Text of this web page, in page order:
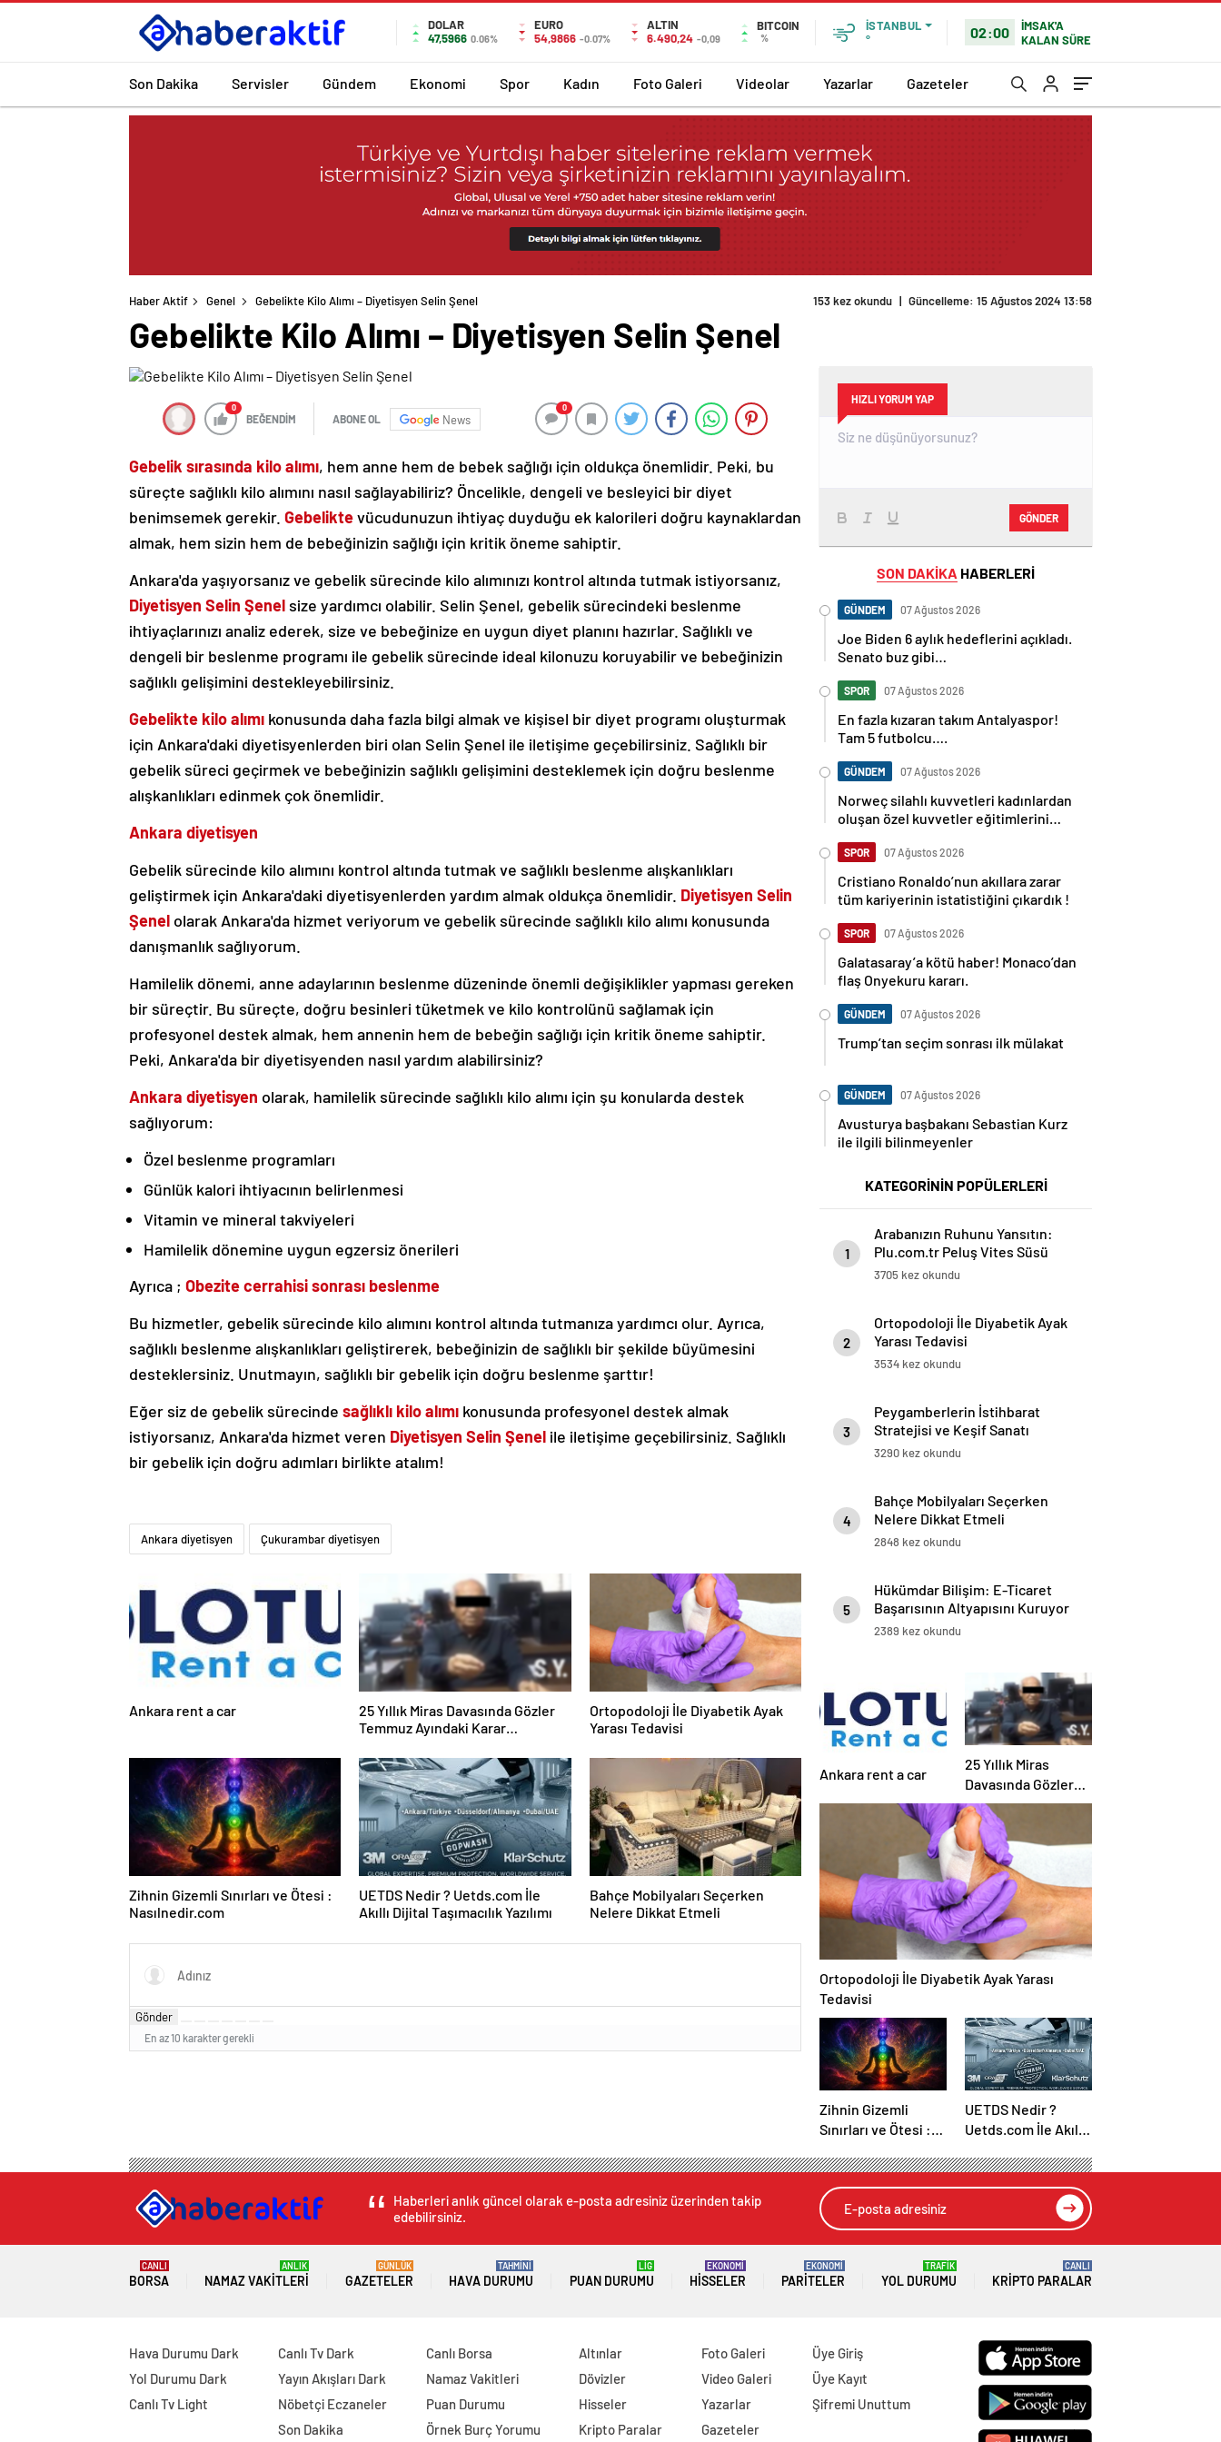
DOLAR
47,5966 0.06%
EURO
54,9866 -0.07%
ALTIN
6.490,24 -0,09
BITCOIN
%
İSTANBUL
°
02:00
İMSAK'A
KALAN SÜRE
Son Dakika Servisler Gündem Ekonomi Spor Kadın Foto Galeri Videolar Yazarlar Gazeteler
Haber Aktif Genel Gebelikte Kilo Alımı – Diyetisyen Selin Şenel 153 kez okundu | Güncelleme: 15 Ağustos 2024 13:58
Gebelikte Kilo Alımı – Diyetisyen Selin Şenel
0
BEĞENDİM ABONE OL News
0
Gebelik sırasında kilo alımı, hem anne hem de bebek sağlığı için oldukça önemlidir. Peki, bu
süreçte sağlıklı kilo alımını nasıl sağlayabiliriz? Öncelikle, dengeli ve besleyici bir diyet
benimsemek gerekir. Gebeliktevücudunuzun ihtiyaç duyduğu ek kalorileri doğru kaynaklardan
almak, hem sizin hem de bebeğinizin sağlığı için kritik öneme sahiptir.
Ankara'da yaşıyorsanız ve gebelik sürecinde kilo alımınızı kontrol altında tutmak istiyorsanız,
Diyetisyen Selin Şenel size yardımcı olabilir. Selin Şenel, gebelik sürecindeki beslenme
ihtiyaçlarınızı analiz ederek, size ve bebeğinize en uygun diyet planını hazırlar. Sağlıklı ve
dengeli bir beslenme programı ile gebelik sürecinde ideal kilonuzu koruyabilir ve bebeğinizin
sağlıklı gelişimini destekleyebilirsiniz.
Gebelikte kilo alımı konusunda daha fazla bilgi almak ve kişisel bir diyet programı oluşturmak
için Ankara'daki diyetisyenlerden biri olan Selin Şenel ile iletişime geçebilirsiniz. Sağlıklı bir
gebelik süreci geçirmek ve bebeğinizin sağlıklı gelişimini desteklemek için doğru beslenme
alışkanlıkları edinmek çok önemlidir.
Ankara diyetisyen
Gebelik sürecinde kilo alımını kontrol altında tutmak ve sağlıklı beslenme alışkanlıkları
geliştirmek için Ankara'daki diyetisyenlerden yardım almak oldukça önemlidir. Diyetisyen Selin
Şenel olarak Ankara'da hizmet veriyorum ve gebelik sürecinde sağlıklı kilo alımı konusunda
danışmanlık sağlıyorum.
Hamilelik dönemi, anne adaylarının beslenme düzeninde önemli değişiklikler yapması gereken
bir süreçtir. Bu süreçte, doğru besinleri tüketmek ve kilo kontrolünü sağlamak için
profesyonel destek almak, hem annenin hem de bebeğin sağlığı için kritik öneme sahiptir.
Peki, Ankara'da bir diyetisyenden nasıl yardım alabilirsiniz?
Ankara diyetisyen olarak, hamilelik sürecinde sağlıklı kilo alımı için şu konularda destek
sağlıyorum:
Özel beslenme programları
Günlük kalori ihtiyacının belirlenmesi
Vitamin ve mineral takviyeleri
Hamilelik dönemine uygun egzersiz önerileri
Ayrıca ; Obezite cerrahisi sonrası beslenme
Bu hizmetler, gebelik sürecinde kilo alımını kontrol altında tutmanıza yardımcı olur. Ayrıca,
sağlıklı beslenme alışkanlıkları geliştirerek, bebeğinizin de sağlıklı bir şekilde büyümesini
desteklersiniz. Unutmayın, sağlıklı bir gebelik için doğru beslenme şarttır!
Eğer siz de gebelik sürecinde sağlıklı kilo alımı konusunda profesyonel destek almak
istiyorsanız, Ankara'da hizmet veren Diyetisyen Selin Şenel ile iletişime geçebilirsiniz. Sağlıklı
bir gebelik için doğru adımları birlikte atalım!
Ankara diyetisyen Çukurambar diyetisyen
Ankara rent a car
25 Yıllık Miras Davasında Gözler
Temmuz Ayındaki Karar
Ortopodoloji İle Diyabetik Ayak
Yarası Tedavisi
Zihnin Gizemli Sınırları ve Ötesi :
Nasılnedir.com
UETDS Nedir ? Uetds.com İle
Akıllı Dijital Taşımacılık Yazılımı
Bahçe Mobilyaları Seçerken
Nelere Dikkat Etmeli
Gönder
En az 10 karakter gerekli
HIZLI YORUM YAP
GÖNDER
SON DAKİKA HABERLERİ
GÜNDEM 07 Ağustos 2026
Joe Biden 6 aylık hedeflerini açıkladı.
Senato buz gibi…
SPOR 07 Ağustos 2026
En fazla kızaran takım Antalyaspor!
Tam 5 futbolcu….
GÜNDEM 07 Ağustos 2026
Norweç silahlı kuvvetleri kadınlardan
oluşan özel kuvvetler eğitimlerini
SPOR 07 Ağustos 2026
Cristiano Ronaldo’nun akıllara zarar
tüm kariyerinin istatistiğini çıkardık !
SPOR 07 Ağustos 2026
Galatasaray’a kötü haber! Monaco’dan
flaş Onyekuru kararı.
GÜNDEM 07 Ağustos 2026
Trump’tan seçim sonrası ilk mülakat
GÜNDEM 07 Ağustos 2026
Avusturya başbakanı Sebastian Kurz
ile ilgili bilinmeyenler
KATEGORİNİN POPÜLERLERİ
1
Arabanızın Ruhunu Yansıtın:
Plu.com.tr Peluş Vites Süsü
Modelleri
3705 kez okundu
2
Ortopodoloji İle Diyabetik Ayak
Yarası Tedavisi
3534 kez okundu
3
Peygamberlerin İstihbarat
Stratejisi ve Keşif Sanatı
3290 kez okundu
4
Bahçe Mobilyaları Seçerken
Nelere Dikkat Etmeli
2848 kez okundu
5
Hükümdar Bilişim: E-Ticaret
Başarısının Altyapısını Kuruyor
2389 kez okundu
Ankara rent a car
25 Yıllık Miras
Davasında Gözler
Temmuz Ayındaki
Karar Duruşmasına
Çevrildi
Ortopodoloji İle Diyabetik Ayak Yarası
Tedavisi
Zihnin Gizemli
Sınırları ve Ötesi :
UETDS Nedir ?
Uetds.com İle Akıllı
Yazılımı
Haberleri anlık güncel olarak e-posta adresiniz üzerinden takip
edebilirsiniz.
BORSA
CANLI
NAMAZ VAKITLERI
ANLIK
GAZETELER
GÜNLÜK
HAVA DURUMU
TAHMİNİ
PUAN DURUMU
LİG
HISSELER
EKONOMİ
PARITELER
EKONOMİ
YOL DURUMU
TRAFİK
KRIPTO PARALAR
CANLI
Hava Durumu Dark
Yol Durumu Dark
Canlı Tv Light
Canlı Tv Dark
Yayın Akışları Dark
Nöbetçi Eczaneler
Son Dakika
Canlı Borsa
Namaz Vakitleri
Puan Durumu
Örnek Burç Yorumu
Altınlar
Dövizler
Hisseler
Kripto Paralar
Foto Galeri
Video Galeri
Yazarlar
Gazeteler
Üye Giriş
Üye Kayıt
Şifremi Unuttum